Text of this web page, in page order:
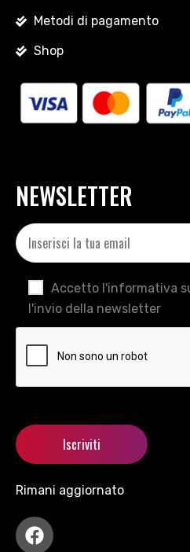
Metodi di pagamento
Shop
NEWSLETTER
Accetto l'informativa
l'invio della newsletter
Rimani aggiornato